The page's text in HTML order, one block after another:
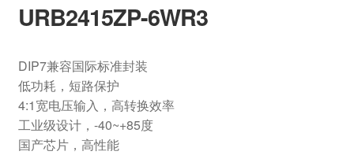
URB2415ZP-6WR3
DIP7兼容国际标准封装
低功耗，短路保护
4:1宽电压输入，高转换效率
工业级设计，-40~+85度
国产芯片，高性能